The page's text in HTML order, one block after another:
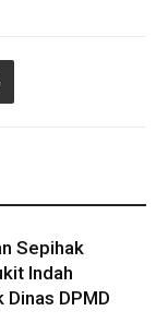
Sepihak
Indah
Dinas DPMD